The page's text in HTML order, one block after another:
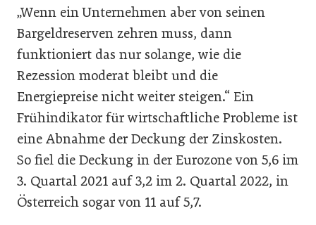
„Wenn ein Unternehmen aber von seinen
Bargeldreserven zehren muss, dann
funktioniert das nur solange, wie die
Rezession moderat bleibt und die
Energiepreise nicht weiter steigen.“ Ein
Frühindikator für wirtschaftliche Probleme ist
eine Abnahme der Deckung der Zinskosten.
So fiel die Deckung in der Eurozone von 5,6 im
3. Quartal 2021 auf 3,2 im 2. Quartal 2022, in
Österreich sogar von 11 auf 5,7.